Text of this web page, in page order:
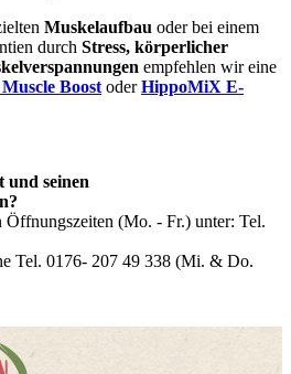
Muskelaufbau oder bei einem
durch Stress, körperlicher
empfehlen wir eine
Boost oderHippoMiX E-
und seinen
Öffnungszeiten (Mo. - Fr.) unter: Tel.
Tel. 0176- 207 49 338 (Mi. & Do.